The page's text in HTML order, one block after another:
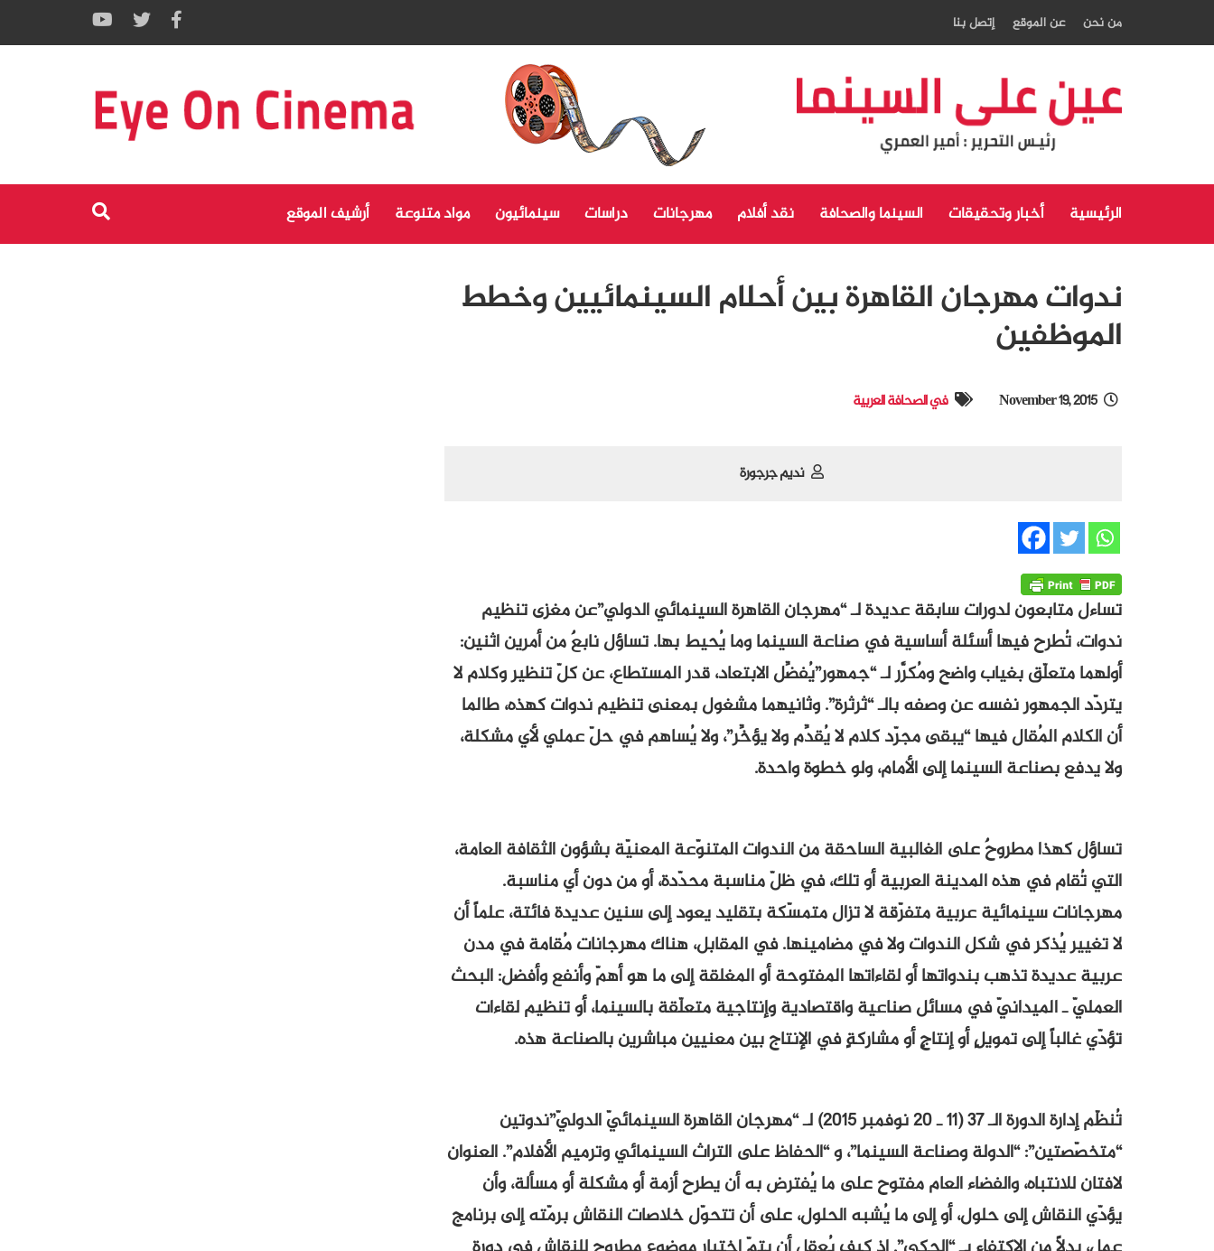
من نحن عن الموقع إتصل بنا
الرئيسية أخبار وتحقيقات السينما والصحافة نقد أفلام مهرجانات دراسات سينمائيون مواد متنوعة أرشيف الموقع
ندوات مهرجان القاهرة بين أحلام السينمائيين وخطط
الموظفين
November 19, 2015 في الصحافة العربية
نديم جرجورة
تساءل متابعون لدورات سابقة عديدة لـ “مهرجان القاهرة السينمائي الدولي”عن مغزى تنظيم
ندوات، تُطرح فيها أسئلة أساسية في صناعة السينما وما يُحيط بها. تساؤل نابعٌ من أمرين اثنين:
أولهما متعلّق بغياب واضح ومُكرَّر لـ “جمهور”يُفضِّل الابتعاد، قدر المستطاع، عن كلّ تنظير وكلام لا
يتردّد الجمهور نفسه عن وصفه بالـ “ثرثرة”. وثانيهما مشغول بمعنى تنظيم ندوات كهذه، طالما
أن الكلام المُقال فيها “يبقى مجرّد كلام لا يُقدِّم ولا يؤخِّر”، ولا يُساهم في حلّ عملي لأي مشكلة،
ولا يدفع بصناعة السينما إلى الأمام، ولو خطوة واحدة.
تساؤل كهذا مطروحٌ على الغالبية الساحقة من الندوات المتنوّعة المعنيّة بشؤون الثقافة العامة،
التي تُقام في هذه المدينة العربية أو تلك، في ظلّ مناسبة محدّدة، أو من دون أي مناسبة.
مهرجانات سينمائية عربية متفرّقة لا تزال متمسّكة بتقليد يعود إلى سنين عديدة فائتة، علماً أن
لا تغيير يُذكر في شكل الندوات ولا في مضامينها. في المقابل، هناك مهرجانات مُقامة في مدن
عربية عديدة تذهب بندواتها أو لقاءاتها المفتوحة أو المغلقة إلى ما هو أهمّ وأنفع وأفضل: البحث
العمليّ ـ الميدانيّ في مسائل صناعية واقتصادية وإنتاجية متعلّقة بالسينما، أو تنظيم لقاءات
تؤدّي غالباً إلى تمويلٍ أو إنتاجٍ أو مشاركةٍ في الإنتاج بين معنيين مباشرين بالصناعة هذه.
تُنظّم إدارة الدورة الـ 37 (11 ـ 20 نوفمبر 2015) لـ “مهرجان القاهرة السينمائيّ الدوليّ”ندوتين
“متخصّصتين”: “الدولة وصناعة السينما”، و “الحفاظ على التراث السينمائي وترميم الأفلام”. العنوان
لافتان للانتباه، والفضاء العام مفتوح على ما يُفترض به أن يطرح أزمة أو مشكلة أو مسألة، وأن
يؤدّي النقاش إلى حلول، أو إلى ما يُشبه الحلول، على أن تتحوّل خلاصات النقاش برمّته إلى برنامج